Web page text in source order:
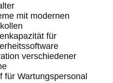
mit modernen
für
verschiedener
für Wartungspersonal